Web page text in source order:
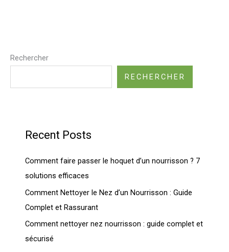
Rechercher
RECHERCHER
Recent Posts
Comment faire passer le hoquet d’un nourrisson ? 7
solutions efficaces
Comment Nettoyer le Nez d’un Nourrisson : Guide
Complet et Rassurant
Comment nettoyer nez nourrisson : guide complet et
sécurisé